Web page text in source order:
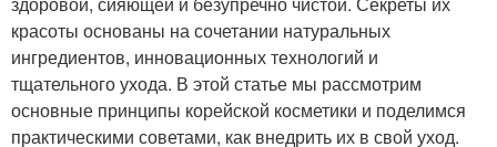
красоты основаны на сочетании натуральных
ингредиентов, инновационных технологий и
тщательного ухода. В этой статье мы рассмотрим
основные принципы корейской косметики и поделимся
практическими советами, как внедрить их в свой уход.